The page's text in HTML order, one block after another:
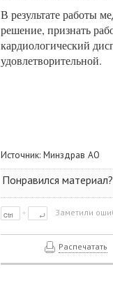
В результате работы
решение, признать
кардиологический
удовлетворительной.
Источник: Минздрав АО
Понравился
Заметили
Распечатать